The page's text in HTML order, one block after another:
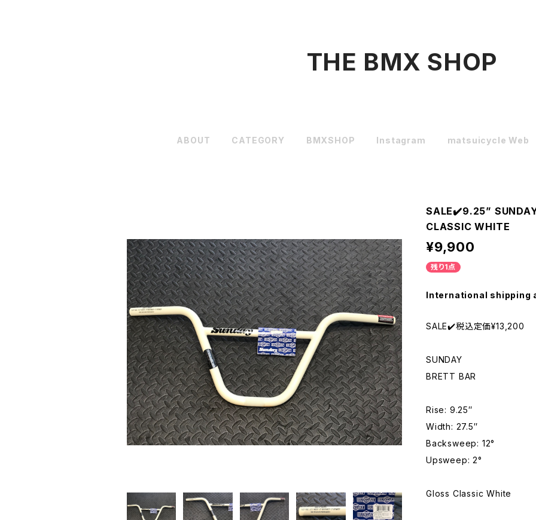
THE BMX SHOP
ABOUT CATEGORY BMXSHOP Instagram matsuicycle Web
SALE✔️9.25”
CLASSIC WHITE
¥9,900
残り1点
International shipping
SALE✔️税込定価¥13,200
SUNDAY
BRETT BAR
Rise: 9.25″
Width: 27.5″
Backsweep: 12°
Upsweep: 2°
Gloss Classic White